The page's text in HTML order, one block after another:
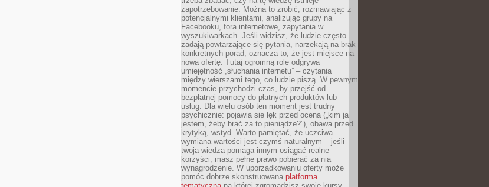
zapotrzebowanie. Można to zrobić, rozmawiając z
potencjalnymi klientami, analizując grupy na
Facebooku, fora internetowe, zapytania w
wyszukiwarkach. Jeśli widzisz, że ludzie często
zadają powtarzające się pytania, narzekają na brak
konkretnych porad, oznacza to, że jest miejsce na
nową ofertę. Tutaj ogromną rolę odgrywa
umiejętność „słuchania internetu” – czytania
między wierszami tego, co ludzie piszą. W pewnym
momencie przychodzi czas, by przejść od
bezpłatnej pomocy do płatnych produktów lub
usług. Dla wielu osób ten moment jest trudny
psychicznie: pojawia się lęk przed oceną („kim ja
jestem, żeby brać za to pieniądze?”), obawa przed
krytyką, wstyd. Warto pamiętać, że uczciwa
wymiana wartości jest czymś naturalnym – jeśli
twoja wiedza pomaga innym osiągać realne
korzyści, masz pełne prawo pobierać za nią
wynagrodzenie. W uporządkowaniu oferty może
pomóc dobrze skonstruowana platforma